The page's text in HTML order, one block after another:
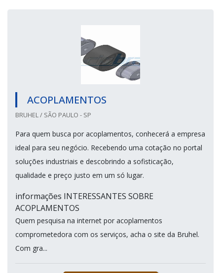
ACOPLAMENTOS
BRUHEL / SÃO PAULO - SP
Para quem busca por acoplamentos, conhecerá a empresa
ideal para seu negócio. Recebendo uma cotação no portal
soluções industriais e descobrindo a sofisticação,
qualidade e preço justo em um só lugar.
informações INTERESSANTES SOBRE
ACOPLAMENTOS
Quem pesquisa na internet por acoplamentos
comprometedora com os serviços, acha o site da Bruhel.
Com gra...